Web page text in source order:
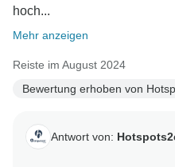
hoch...
Mehr anzeigen
Reiste im August 2024
Bewertung erhoben von
Antwort von: